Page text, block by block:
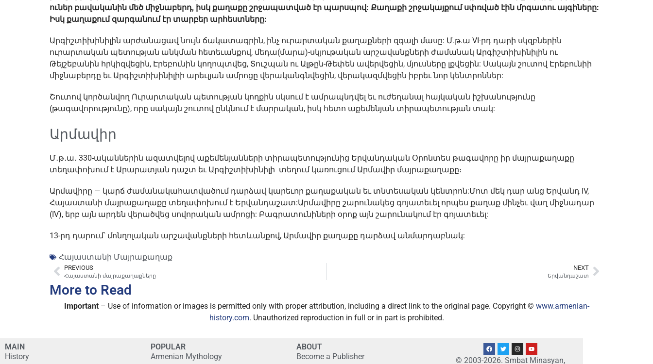
ուներ բավականին մեծ միջնաբերդ, իսկ քաղաքը շրջապատված էր պարսպով: Քաղաքի շրջակայքում սփռված էին մրգատու այգիները:
Իսկ քաղաքում զարգանում էր տարբեր արհեստները:
Արգիշտիխինիլին արժանացավ նույն ճակատագրին, ինչ ուրարտական քաղաքների զգալի մասը: Մ.թ.ա VI-րդ դարի սկզբներին
ուրարտական պետության անկման հետեւանքով, մեդա(մարա)-սկյութական արշավանքների ժամանակ Արգիշտիխինիլին ու
Թեյշեբանին հրկիզվեցին, Էրեբունին կողոպտվեց, Տուշպան ու Ալթըն-Թեփեն ավերվեցին, մյուսները լքվեցին: Սակայն շուտով Էրեբունիի
միջնաբերդը եւ Արգիշտիխինիլիի արեւլյան ամրոցը վերականգնվեցին, վերակազմվեցին իբրեւ նոր կենտրոններ:
Շուտով կործանվող Ուրարտական պետության կողքին սկսում է ամրապնդվել եւ ուժեղանալ հայկական իշխանությունը
(թագավորությունը), որը սակայն շուտով ընկնում է մարրական, իսկ հետո աքեմենյան տիրապետության տակ:
Արմավիր
Մ․թ․ա․ 330-ականներին ազատվելով աքեմենյանների տիրապետությունից Երվանդական Օրոնտես թագավորը իր մայրաքաղաքը
տեղափոխում է Արարատյան դաշտ եւ Արգիշտիխինիլի տեղում կառուցում Արմավիր մայրաքաղաքը։
Արմավիրը — կարճ ժամանակահատվածում դարձավ կարեւոր քաղաքական եւ տնտեսական կենտրոն:Մոտ մեկ դար անց Երվանդ IV,
Հայաստանի մայրաքաղաքը տեղափոխում է Երվանդաշատ:Արմավիրը շարունակեց գոյատեւել որպես քաղաք մինչեւ վաղ միջնադար
(IV), երբ այն արդեն վերածվեց սովորական ամրոցի: Բագրատունիների օրոք այն շարունակում էր գոյատեւել:
13-րդ դարում՝ մոնղոլական արշավանքների հետևանքով, Արմավիր քաղաքը դարձավ անմարդաբնակ:
Հայաստանի Մայրաքաղաք
PREVIOUS
Հայաստանի մայրաքաղաքները
NEXT
Երվանդաշատ
More to Read
Important– Use of information or images is permitted only with proper attribution, including a direct link to the original page. Copyright © www.armenian-
history.com. Unauthorized reproduction in full or in part is prohibited.
MAIN
History
POPULAR
Armenian Mythology
ABOUT
Become a Publisher
© 2003-2026. Smbat Minasyan,